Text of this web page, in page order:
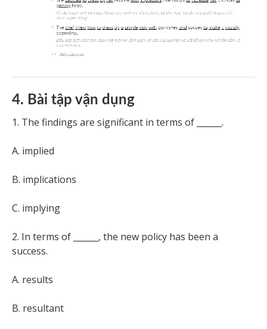
4. Bài tập vận dụng
1. The findings are significant in terms of ______.
A. implied
B. implications
C. implying
2. In terms of ______, the new policy has been a
success.
A. results
B. resultant